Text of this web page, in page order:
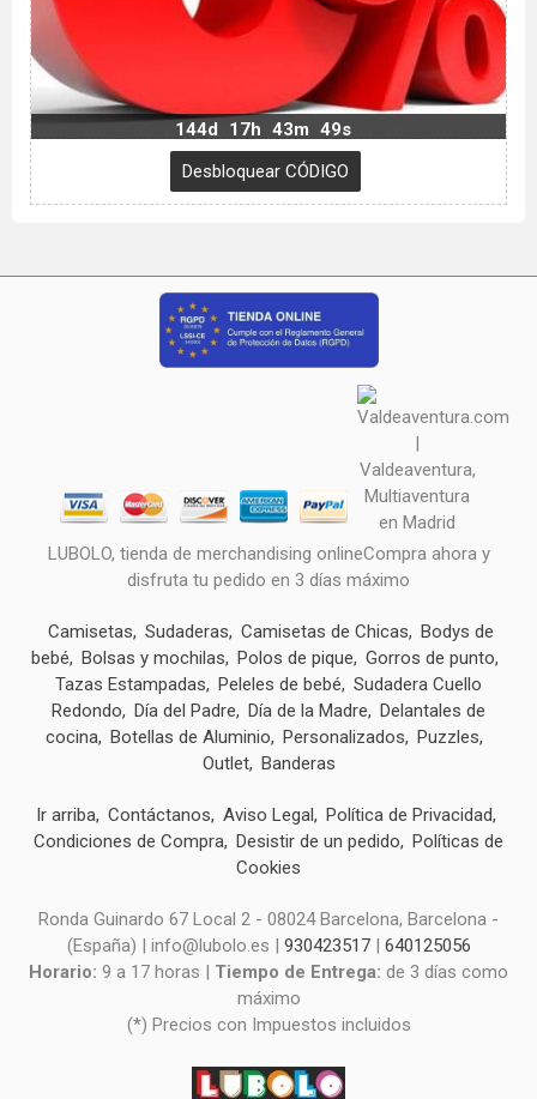
144d 17h 43m 48s
LUBOLO, tienda de merchandising onlineCompra ahora y
disfruta tu pedido en 3 días máximo
Camisetas Sudaderas Camisetas de Chicas
Bodys de
bebé
Bolsas y mochilas Polos de pique
Gorros de punto
Tazas Estampadas
Peleles de bebé
Sudadera Cuello
Redondo
Día del Padre Día de la Madre
Delantales de
cocina
Botellas de Aluminio Personalizados
Puzzles
Outlet
Banderas
Ir arriba Contáctanos Aviso Legal
Política de Privacidad
Condiciones de Compra
Desistir de un pedido
Políticas de
Cookies
Ronda Guinardo 67 Local 2 - 08024 Barcelona, Barcelona -
(España) | info@lubolo.es | 930423517| 640125056
Horario: 9 a 17 horas | Tiempo de Entrega: de 3 días como
máximo
(*) Precios con Impuestos incluidos